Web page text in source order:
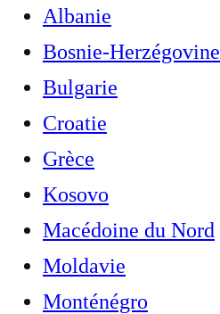
Albanie
Bosnie-Herzégovine
Bulgarie
Croatie
Grèce
Kosovo
Macédoine du Nord
Moldavie
Monténégro